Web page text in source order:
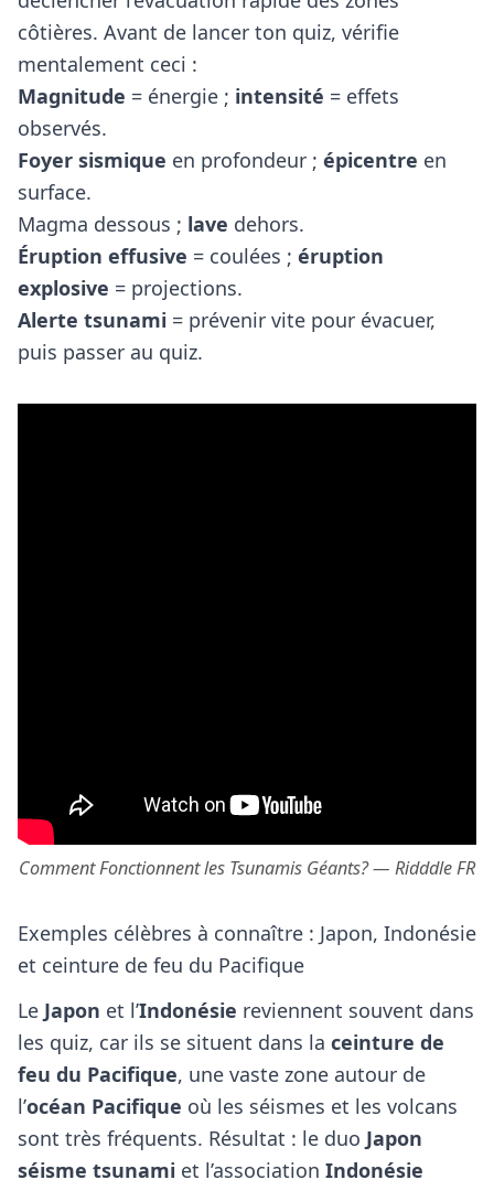
côtières. Avant de lancer ton quiz, vérifie
mentalement ceci :
Magnitude = énergie ; intensité = effets
observés.
Foyer sismique en profondeur ; épicentre en
surface.
Magma dessous ; lave dehors.
Éruption effusive = coulées ; éruption
explosive = projections.
Alerte tsunami = prévenir vite pour évacuer,
puis passer au quiz.
Comment Fonctionnent les Tsunamis Géants? — Ridddle FR
Exemples célèbres à connaître : Japon, Indonésie
et ceinture de feu du Pacifique
Le Japon et l’Indonésie reviennent souvent dans
les quiz, car ils se situent dans la ceinture de
feu du Pacifique, une vaste zone autour de
l’océan Pacifique où les séismes et les volcans
sont très fréquents. Résultat : le duo Japon
séisme tsunami et l’association Indonésie